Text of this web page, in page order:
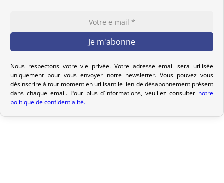
vous avez sélectionné lors de votre achat. Vous recevrez un e-mail
de confirmation d’envoi pour suivre votre colis. Nous offrons
plusieurs options de livraison pour répondre à vos besoins.
Politique de retour
Si votre commande n’est pas encore expédiée, nous pouvons
l’annuler et vous rembourser intégralement.
Si elle est en cours d’acheminement ou livrée, veuillez nous la
Nous respectons votre vie privée. Votre adresse email sera utilisée
uniquement pour vous envoyer notre newsletter. Vous pouvez vous
désinscrire à tout moment en utilisant le lien de désabonnement présent
dans chaque email. Pour plus d'informations, veuillez consulter notre
politique de confidentialité.